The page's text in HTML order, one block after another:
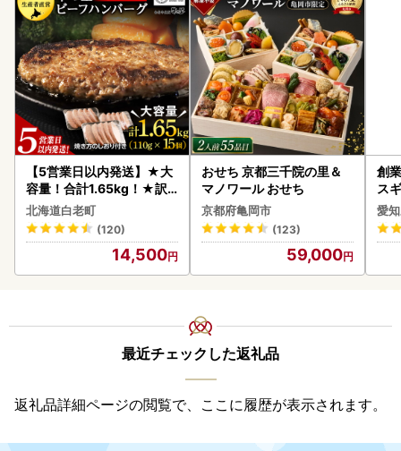
【5営業日以内発送】★大
容量！合計1.65kg！★訳
あり・牛の里ビーフハンバ
ーグ(110ｇ5枚入）×3 AG
058
北海道白老町
(120)
14,500
おせち 京都三千院の里＆
マノワール おせち
京都府亀岡市
(123)
59,000
創
ス
み
惣
ン
愛
最近チェックした返礼品
返礼品詳細ページの閲覧で、ここに履歴が表示されます。